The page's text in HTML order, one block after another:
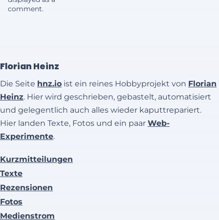
comment.
Florian Heinz
Die Seite hnz.io ist ein reines Hobbyprojekt von Florian
Heinz. Hier wird geschrieben, gebastelt, automatisiert
und gelegentlich auch alles wieder kaputtrepariert.
Hier landen Texte, Fotos und ein paar Web-
Experimente.
Kurzmitteilungen
Texte
Rezensionen
Fotos
Medienstrom